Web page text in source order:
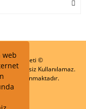
web
Şirketi ©
ve İzinsiz Kullanılamaz.
ile Korunmaktadır.